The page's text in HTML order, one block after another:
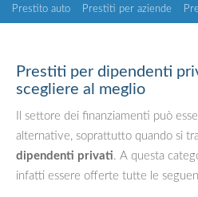
Prestito auto
Prestiti per aziende
Prestiti per dipendenti
scegliere al meglio
Il settore dei finanziamenti può
alternative, soprattutto quando si
dipendenti privati. A questa
infatti essere offerte tutte le